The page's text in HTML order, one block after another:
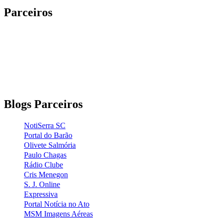
Parceiros
Blogs Parceiros
NotiSerra SC
Portal do Barão
Olivete Salmória
Paulo Chagas
Rádio Clube
Cris Menegon
S. J. Online
Expressiva
Portal Notícia no Ato
MSM Imagens Aéreas